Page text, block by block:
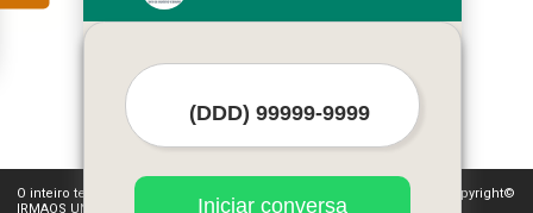
O inteiro teor deste site está sujeito à proteção de direitos autorais. Copyright©
IRMAOS UNGAR LTDA (Lei 9610 de 19/02/1998)
Iniciar conversa